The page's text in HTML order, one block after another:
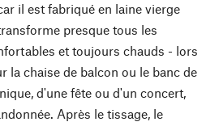
il est fabriqué en laine vierge
presque tous les
et toujours chauds - lors
la chaise de balcon ou le banc de
d'une fête ou d'un concert,
Après le tissage, le